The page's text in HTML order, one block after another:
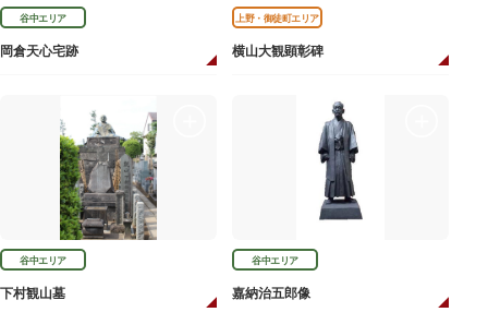
谷中エリア
岡倉天心宅跡
上野・御徒町エリア
横山大観顕彰碑
谷中エリア
下村観山墓
谷中エリア
嘉納治五郎像